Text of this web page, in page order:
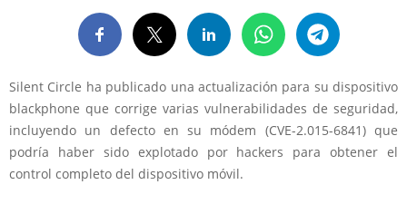
Silent Circle ha publicado una actualización para su dispositivo
blackphone que corrige varias vulnerabilidades de seguridad,
incluyendo un defecto en su módem (CVE-2.015-6841) que
podría haber sido explotado por hackers para obtener el
control completo del dispositivo móvil.